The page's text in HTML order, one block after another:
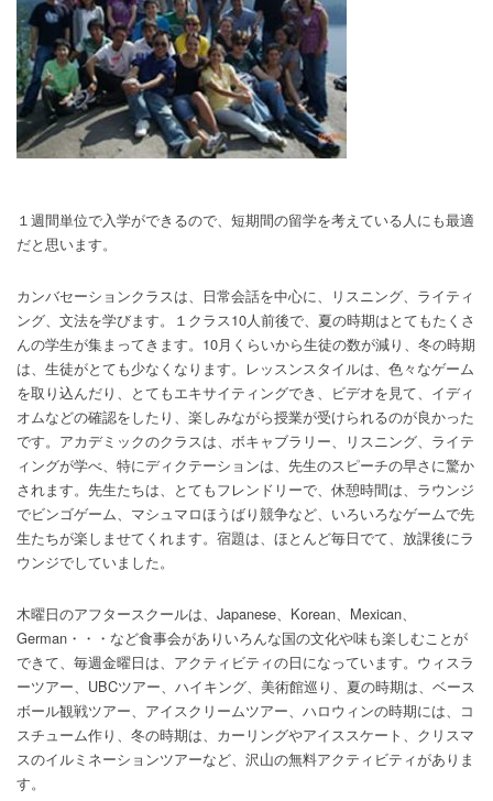
１週間単位で入学ができるので、短期間の留学を考えている人にも最適
だと思います。
カンバセーションクラスは、日常会話を中心に、リスニング、ライティ
ング、文法を学びます。１クラス10人前後で、夏の時期はとてもたくさ
んの学生が集まってきます。 10月くらいから生徒の数が減り、冬の時期
は、生徒がとても少なくなります。レッスンスタイルは、色々なゲーム
を取り込んだり、とてもエキサイティングでき、ビデオを見て、イディ
オムなどの確認をしたり、楽しみながら授業が受けられるのが良かった
です。アカデミックのクラスは、ボキャブラリー、リスニング、ライテ
ィングが学べ、特にディクテーションは、先生のスピーチの早さに驚か
されます。先生たちは、とてもフレンドリーで、休憩時間は、ラウンジ
でビンゴゲーム、マシュマロほうばり競争など、いろいろなゲームで先
生たちが楽しませてくれます。宿題は、ほとんど毎日でて、放課後にラ
ウンジでしていました。
木曜日のアフタースクールは、Japanese、Korean、Mexican、
German・・・など食事会がありいろんな国の文化や味も楽しむことが
できて、毎週金曜日は、アクティビティの日になっています。ウィスラ
ーツアー、UBCツアー、ハイキング、美術館巡り、夏の時期は、ベース
ボール観戦ツアー、アイスクリームツアー、ハロウィンの時期には、コ
スチューム作り、冬の時期は、カーリングやアイススケート、クリスマ
スのイルミネーションツアーなど、沢山の無料アクティビティがありま
す。